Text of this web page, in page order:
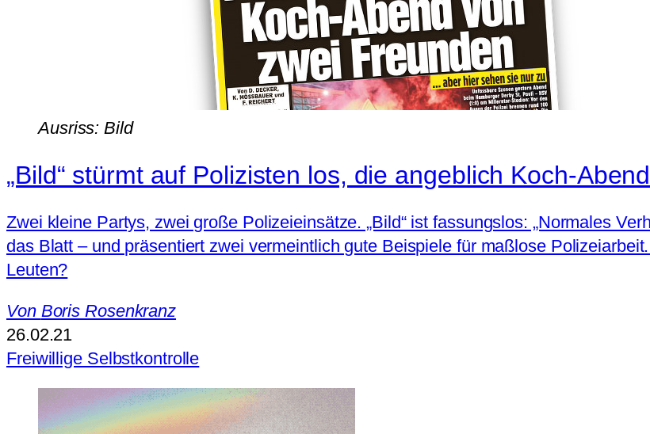
Ausriss: Bild
„Bild“ stürmt auf Polizisten los, die angeblich Koch-
Zwei kleine Partys, zwei große Polizeieinsätze. „Bild“ ist fassungslos: „Normales
das Blatt – und präsentiert zwei vermeintlich gute Beispiele für maßlose
Leuten?
Von Boris Rosenkranz
26.02.21
Freiwillige Selbstkontrolle